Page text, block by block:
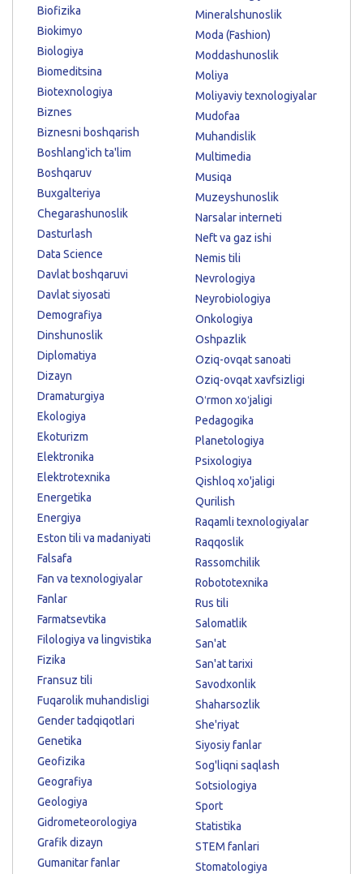
Biofizika
Biokimyo
Biologiya
Biomeditsina
Biotexnologiya
Biznes
Biznesni boshqarish
Boshlang'ich ta'lim
Boshqaruv
Buxgalteriya
Chegarashunoslik
Dasturlash
Data Science
Davlat boshqaruvi
Davlat siyosati
Demografiya
Dinshunoslik
Diplomatiya
Dizayn
Dramaturgiya
Ekologiya
Ekoturizm
Elektronika
Elektrotexnika
Energetika
Energiya
Eston tili va madaniyati
Falsafa
Fan va texnologiyalar
Fanlar
Farmatsevtika
Filologiya va lingvistika
Fizika
Fransuz tili
Fuqarolik muhandisligi
Gender tadqiqotlari
Genetika
Geofizika
Geografiya
Geologiya
Gidrometeorologiya
Grafik dizayn
Gumanitar fanlar
Mineralshunoslik
Moda (Fashion)
Moddashunoslik
Moliya
Moliyaviy texnologiyalar
Mudofaa
Muhandislik
Multimedia
Musiqa
Muzeyshunoslik
Narsalar interneti
Neft va gaz ishi
Nemis tili
Nevrologiya
Neyrobiologiya
Onkologiya
Oshpazlik
Oziq-ovqat sanoati
Oziq-ovqat xavfsizligi
Oʻrmon xoʻjaligi
Pedagogika
Planetologiya
Psixologiya
Qishloq xo'jaligi
Qurilish
Raqamli texnologiyalar
Raqqoslik
Rassomchilik
Robototexnika
Rus tili
Salomatlik
San'at
San'at tarixi
Savodxonlik
Shaharsozlik
She'riyat
Siyosiy fanlar
Sog'liqni saqlash
Sotsiologiya
Sport
Statistika
STEM fanlari
Stomatologiya